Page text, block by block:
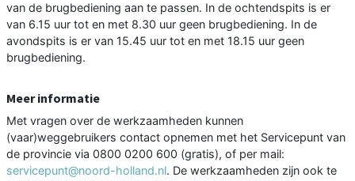
van de brugbediening aan te passen. In de ochtendspits is er
van 6.15 uur tot en met 8.30 uur geen brugbediening. In de
avondspits is er van 15.45 uur tot en met 18.15 uur geen
brugbediening.
Meer informatie
Met vragen over de werkzaamheden kunnen
(vaar)weggebruikers contact opnemen met het Servicepunt van
de provincie via 0800 0200 600 (gratis), of per mail:
servicepunt@noord-holland.nl. De werkzaamheden zijn ook te